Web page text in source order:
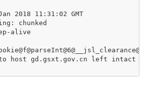
2018 11:31:02 GMT
chunked
alive
to host gd.gsxt.gov.cn left intact